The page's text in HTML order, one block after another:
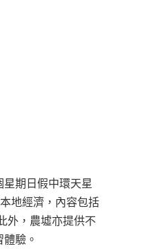
期日假中環天星
地經濟，內容包括
外，農墟亦提供不
驗。